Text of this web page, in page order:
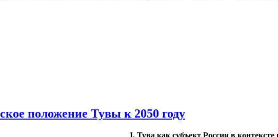
положение Тувы к 2050 году